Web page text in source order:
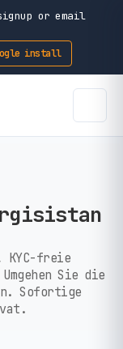
or email
install
KYC-freie
Sie die
Sofortige